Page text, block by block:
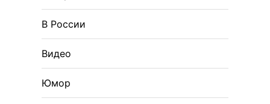
В России
Видео
Юмор